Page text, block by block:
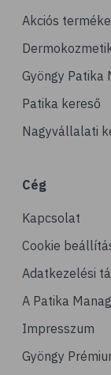
# illóolaj
#
# recept
#
# megfázás
# influenza
# orrfolyás
# C-vitamin
#
Akciós
Gyöngy Patika
Patika kereső
Nagyvállalati
Cég
Kapcsolat
Cookie
Adatkezelési
A Patika
Impresszum
Gyöngy